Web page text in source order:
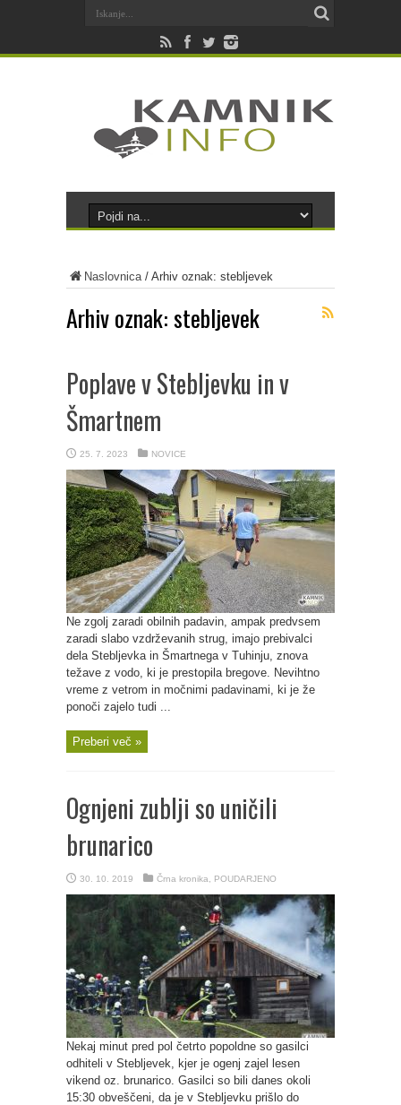
Naslovnica/ Arhiv oznak: stebljevek
Arhiv oznak:stebljevek
Poplave v Stebljevku in v
Šmartnem
25. 7. 2023 NOVICE
Ne zgolj zaradi obilnih padavin, ampak predvsem
zaradi slabo vzdrževanih strug, imajo prebivalci
dela Stebljevka in Šmartnega v Tuhinju, znova
težave z vodo, ki je prestopila bregove. Nevihtno
vreme z vetrom in močnimi padavinami, ki je že
ponoči zajelo tudi ...
Preberi več »
Ognjeni zublji so uničili
brunarico
30. 10. 2019 Črna kronika POUDARJENO
Nekaj minut pred pol četrto popoldne so gasilci
odhiteli v Stebljevek, kjer je ogenj zajel lesen
vikend oz. brunarico. Gasilci so bili danes okoli
15:30 obveščeni, da je v Stebljevku prišlo do